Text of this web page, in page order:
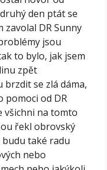
den ptát se
zavolal DR Sunny
jsou
to bylo, jak jsem
zpět
se zlá dáma,
pomoci od DR
všichni na tomto
řekl obrovský
budu také radu
nebo